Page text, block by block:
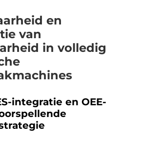
en
van
in volledig
integratie en OEE-